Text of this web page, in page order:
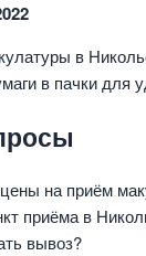
в
в пачки для
на приём
приёма в
вывоз?